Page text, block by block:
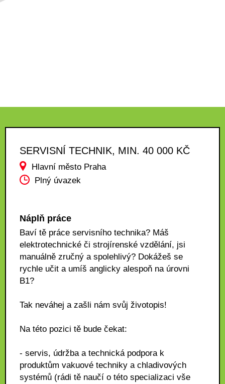
SERVISNÍ TECHNIK, MIN. 40 000 KČ
Hlavní město Praha
Plný úvazek
Náplň práce
Baví tě práce servisního technika? Máš
elektrotechnické či strojírenské vzdělání, jsi
manuálně zručný a spolehlivý? Dokážeš se
rychle učit a umíš anglicky alespoň na úrovni
B1?
Tak neváhej a zašli nám svůj životopis!
Na této pozici tě bude čekat:
- servis, údržba a technická podpora k
produktům vakuové techniky a chladivových
systémů (rádi tě naučí o této specializaci vše